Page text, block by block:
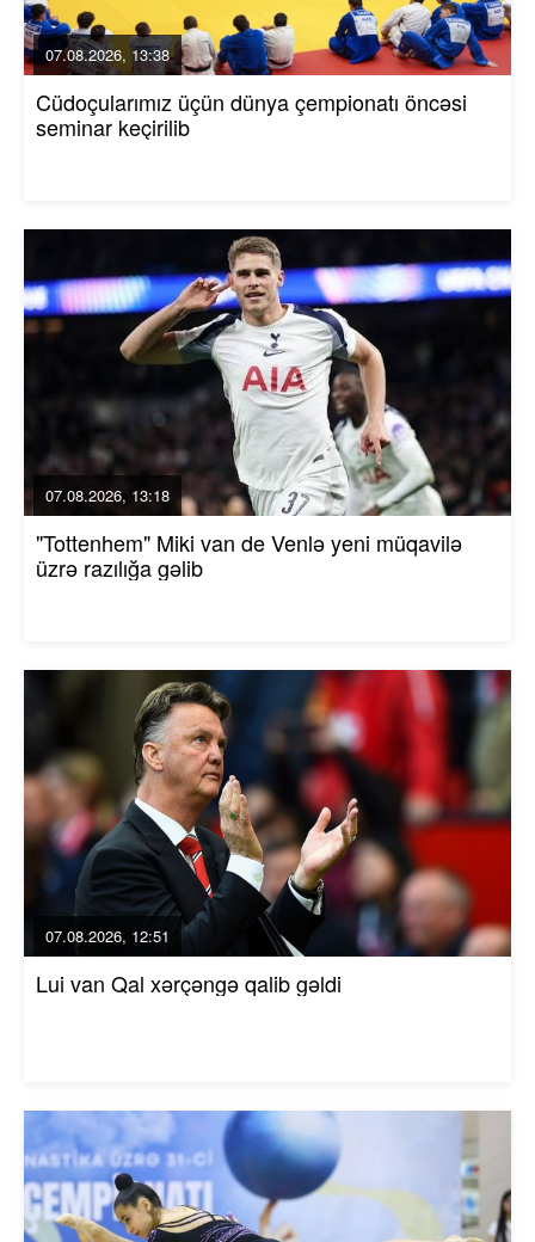
07.08.2026, 13:38
Cüdoçularımız üçün dünya çempionatı öncəsi
seminar keçirilib
07.08.2026, 13:18
"Tottenhem" Miki van de Venlə yeni müqavilə
üzrə razılığa gəlib
07.08.2026, 12:51
Lui van Qal xərçəngə qalib gəldi